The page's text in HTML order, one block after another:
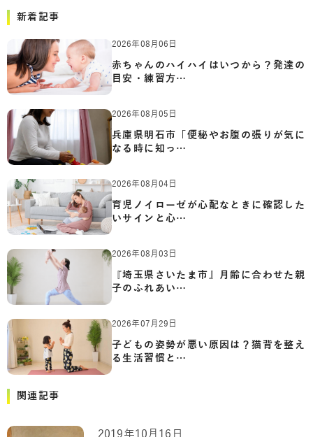
新着記事
2026年08月06日
赤ちゃんのハイハイはいつから？発達の
目安・練習方…
2026年08月05日
兵庫県明石市「便秘やお腹の張りが気に
なる時に知っ…
2026年08月04日
育児ノイローゼが心配なときに確認した
いサインと心…
2026年08月03日
『埼玉県さいたま市』月齢に合わせた親
子のふれあい…
2026年07月29日
子どもの姿勢が悪い原因は？猫背を整え
る生活習慣と…
関連記事
2019年10月16日